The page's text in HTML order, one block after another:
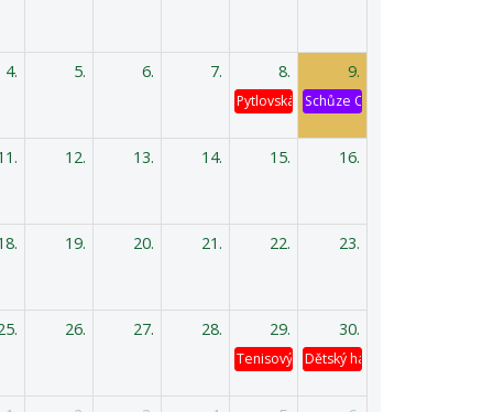
4. 5. 6. 7. 8.
Pytlovská káď
9.
Schůze OV
12. 13. 14. 15. 16.
19. 20. 21. 22. 23.
26. 27. 28. 29.
Tenisový turnaj
30.
Dětský hasičský výlet